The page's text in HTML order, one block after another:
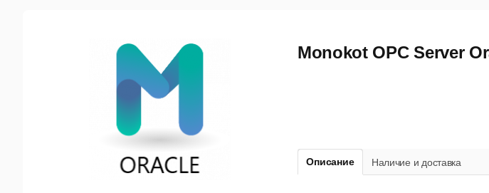
Monokot OPC Server
Описание Наличие и доставка